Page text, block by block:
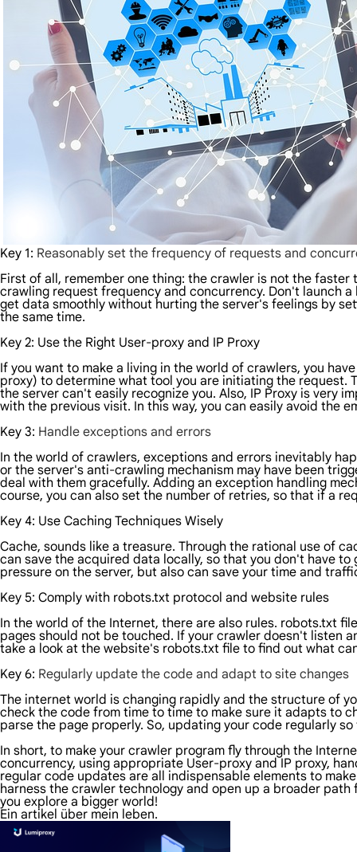
Key 1: Reasonably set the frequency of requests and
First of all, remember one thing: the crawler is not the
crawling request frequency and concurrency. Don't launch
get data smoothly without hurting the server's feelings by
the same time.
Key 2: Use the Right User-proxy and IP Proxy
If you want to make a living in the world of crawlers, you
proxy) to determine what tool you are initiating the request.
the server can't easily recognize you. Also, IP Proxy is very
with the previous visit. In this way, you can easily avoid the
Key 3: Handle exceptions and errors
In the world of crawlers, exceptions and errors inevitably
or the server's anti-crawling mechanism may have been
deal with them gracefully. Adding an exception handling
course, you can also set the number of retries, so that if a
Key 4: Use Caching Techniques Wisely
Cache, sounds like a treasure. Through the rational use of
can save the acquired data locally, so that you don't have
pressure on the server, but also can save your time and
Key 5: Comply with robots.txt protocol and website rules
In the world of the Internet, there are also rules. robots.txt
pages should not be touched. If your crawler doesn't listen
take a look at the website's robots.txt file to find out what
Key 6: Regularly update the code and adapt to site changes
The internet world is changing rapidly and the structure of
check the code from time to time to make sure it adapts to
parse the page properly. So, updating your code regularly
In short, to make your crawler program fly through the
concurrency, using appropriate User-proxy and IP proxy,
regular code updates are all indispensable elements to
harness the crawler technology and open up a broader
you explore a bigger world!
Ein artikel über mein leben.